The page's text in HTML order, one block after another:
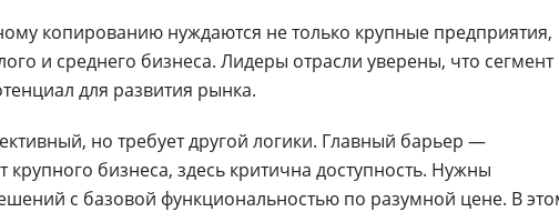
копированию нуждаются не только крупные предприятия,
и среднего бизнеса. Лидеры отрасли уверены, что сегмент
для развития рынка.
но требует другой логики. Главный барьер —
крупного бизнеса, здесь критична доступность. Нужны
с базовой функциональностью по разумной цене. В